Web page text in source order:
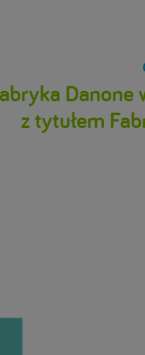
Danone
z tytułem